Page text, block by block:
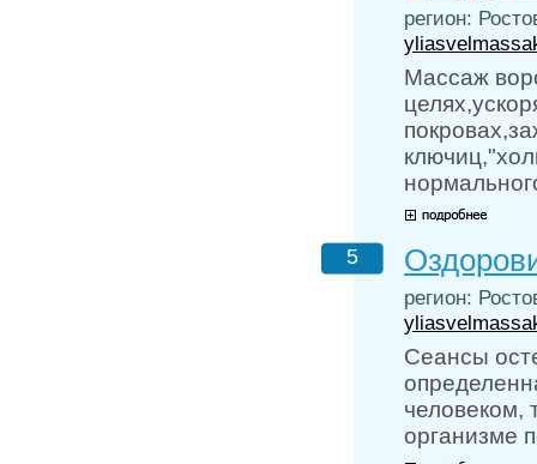
регион:
Массаж
5
регион:
Сеансы
человеком,
организме